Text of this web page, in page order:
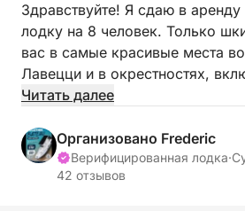
Здравствуйте! Я сдаю в
лодку на 8 человек. Только
вас в самые красивые места
Лавецци и в окрестностях,
Бонифачо. Аренда лодки стоит
Топливо очень экономичное
150 лошадиных сил).
Читать далее
Организовано Frederic
Верифицированная лодка·
42 отзывов